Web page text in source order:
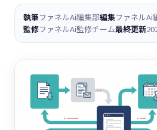
執筆ファネルAi編集部編集ファネルAi
監修ファネルAi監修チーム最終更新